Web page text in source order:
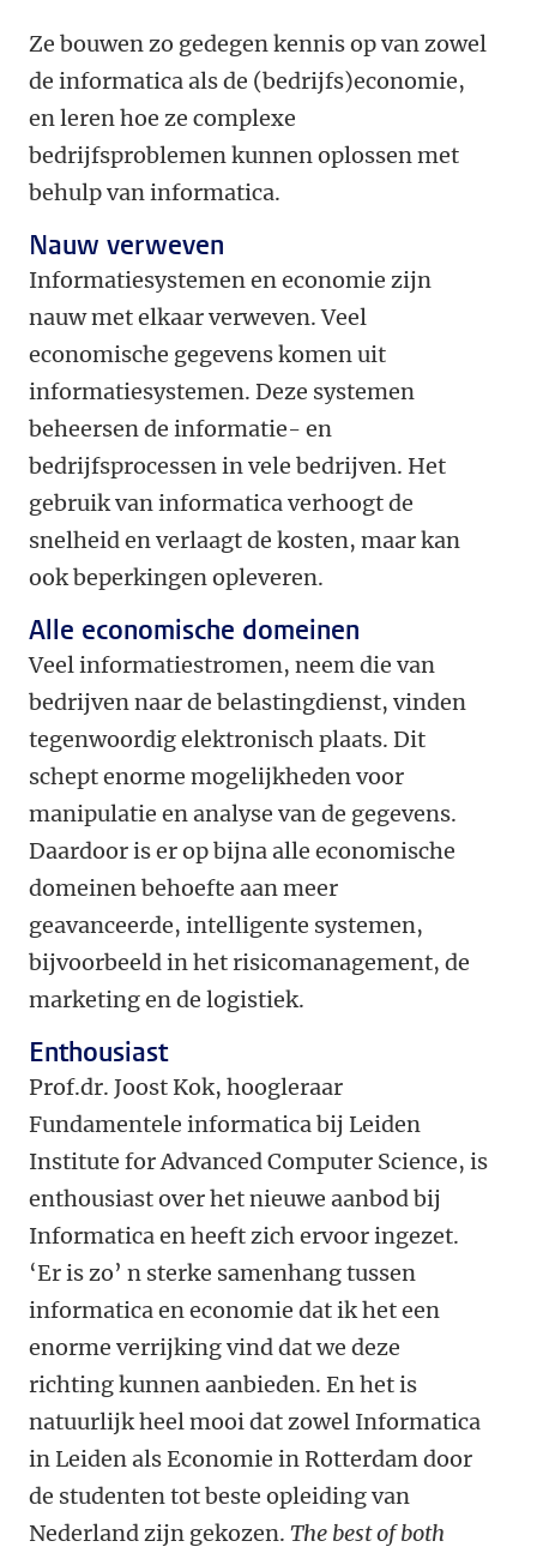
Ze bouwen zo gedegen kennis op van zowel
de informatica als de (bedrijfs)economie,
en leren hoe ze complexe
bedrijfsproblemen kunnen oplossen met
behulp van informatica.
Nauw verweven
Informatiesystemen en economie zijn
nauw met elkaar verweven. Veel
economische gegevens komen uit
informatiesystemen. Deze systemen
beheersen de informatie- en
bedrijfsprocessen in vele bedrijven. Het
gebruik van informatica verhoogt de
snelheid en verlaagt de kosten, maar kan
ook beperkingen opleveren.
Alle economische domeinen
Veel informatiestromen, neem die van
bedrijven naar de belastingdienst, vinden
tegenwoordig elektronisch plaats. Dit
schept enorme mogelijkheden voor
manipulatie en analyse van de gegevens.
Daardoor is er op bijna alle economische
domeinen behoefte aan meer
geavanceerde, intelligente systemen,
bijvoorbeeld in het risicomanagement, de
marketing en de logistiek.
Enthousiast
Prof.dr. Joost Kok, hoogleraar
Fundamentele informatica bij Leiden
Institute for Advanced Computer Science, is
enthousiast over het nieuwe aanbod bij
Informatica en heeft zich ervoor ingezet.
‘Er is zo’ n sterke samenhang tussen
informatica en economie dat ik het een
enorme verrijking vind dat we deze
richting kunnen aanbieden. En het is
natuurlijk heel mooi dat zowel Informatica
in Leiden als Economie in Rotterdam door
de studenten tot beste opleiding van
Nederland zijn gekozen. The best of both